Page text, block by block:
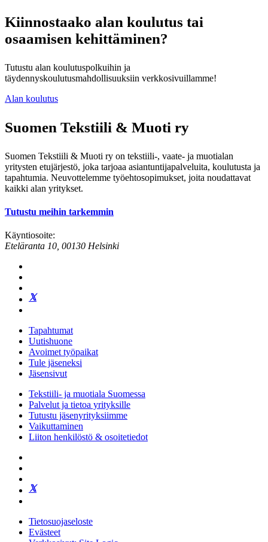
Kiinnostaako alan koulutus tai
osaamisen kehittäminen?
Tutustu alan koulutuspolkuihin ja
täydennyskoulutusmahdollisuuksiin verkkosivuillamme!
Alan koulutus
Suomen Tekstiili & Muoti ry
Suomen Tekstiili & Muoti ry on tekstiili-, vaate- ja muotialan
yritysten etujärjestö, joka tarjoaa asiantuntijapalveluita, koulutusta ja
tapahtumia. Neuvottelemme työehtosopimukset, joita noudattavat
kaikki alan yritykset.
Tutustu meihin tarkemmin
Käyntiosoite:
Eteläranta 10, 00130 Helsinki
Tapahtumat
Uutishuone
Avoimet työpaikat
Tule jäseneksi
Jäsensivut
Tekstiili- ja muotiala Suomessa
Palvelut ja tietoa yrityksille
Tutustu jäsenyrityksiimme
Vaikuttaminen
Liiton henkilöstö & osoitetiedot
Tietosuojaseloste
Evästeet